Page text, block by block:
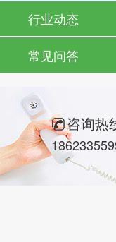
行业动态
常见问答
咨询热